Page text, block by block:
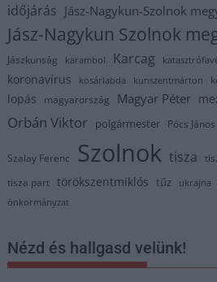
időjárás Jász-Nagykun-Szolnok
Jász-Nagykun Szolnok
Jászkunság karambol Karcag
koronavírus kosárlabda kunszentmárton
lopás magyarország Magyar Péter
Orbán Viktor polgármester Pócs János
Szalay Ferenc Szolnok tisza
tisza part törökszentmiklós tűz ukrajna
önkormányzat
Nézd és hallgasd velünk!